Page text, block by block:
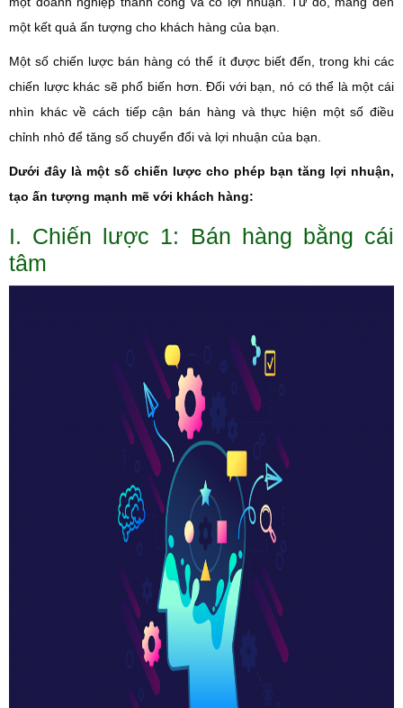
một kết quả ấn tượng cho khách hàng của bạn.
Một số chiến lược bán hàng có thể ít được biết đến, trong khi các
chiến lược khác sẽ phổ biến hơn. Đối với bạn, nó có thể là một cái
nhìn khác về cách tiếp cận bán hàng và thực hiện một số điều
chỉnh nhỏ để tăng số chuyển đổi và lợi nhuận của bạn.
Dưới đây là một số chiến lược cho phép bạn tăng lợi nhuận,
tạo ấn tượng mạnh mẽ với khách hàng:
I. Chiến lược 1: Bán hàng bằng cái
tâm